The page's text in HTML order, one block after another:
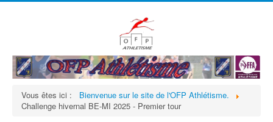
Vous êtes ici :
Bienvenue sur le site de l'OFP Athlétisme.
Challenge hivernal BE-MI 2025 - Premier tour